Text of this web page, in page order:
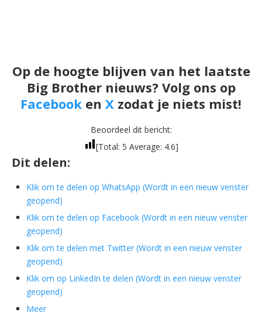
Op de hoogte blijven van het laatste
Big Brother nieuws? Volg ons op
Facebook en X zodat je niets mist!
Beoordeel dit bericht:
[Total: 5 Average: 4.6]
Dit delen:
Klik om te delen op WhatsApp (Wordt in een nieuw venster
geopend)
Klik om te delen op Facebook (Wordt in een nieuw venster
geopend)
Klik om te delen met Twitter (Wordt in een nieuw venster
geopend)
Klik om op LinkedIn te delen (Wordt in een nieuw venster
geopend)
Meer